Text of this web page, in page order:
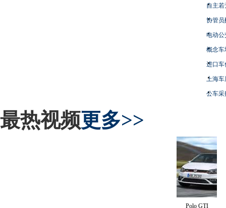
自主
协管员
电动
概念车
进口车
上海
公车采
最热视频更多>>
Polo GTI